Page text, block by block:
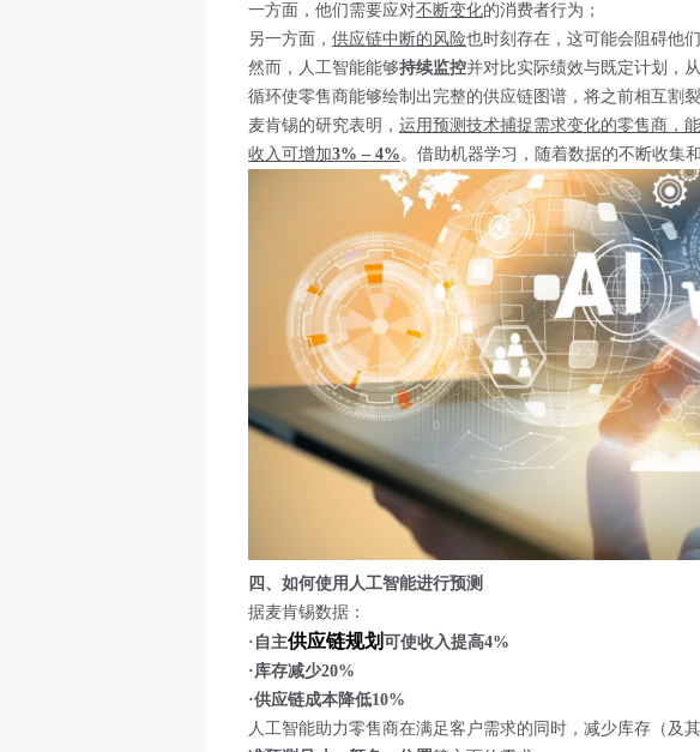
一方面，他们需要应对不断变化的消费者行为；
另一方面， 供应链中断的风险也时刻存在，这可能会阻碍他
然而，人工智能能够持续监控并对比实际绩效与既定计划，
循环使零售商能够绘制出完整的供应链图谱，将之前相互割
麦肯锡的研究表明， 运用预测技术捕捉需求变化的零售商，
收入可增加3% – 4% 。借助机器学习，随着数据的不断收集
四、如何使用人工智能进行预测
据麦肯锡数据：
·自主供应链规划 可使收入提高4%
·库存减少20%
·供应链成本降低10%
人工智能助力零售商在满足客户需求的同时，减少库存（及